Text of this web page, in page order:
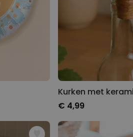
Kurken met
€ 4,99